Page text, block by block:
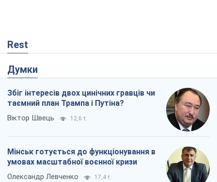
Rest
Думки
Збіг інтересів двох цинічних гравців чи
таємний план Трампа і Путіна?
Віктор Швець 12,6 т.
Мінськ готується до функціонування в
умовах масштабної воєнної кризи
Олександр Левченко 17,4 т.